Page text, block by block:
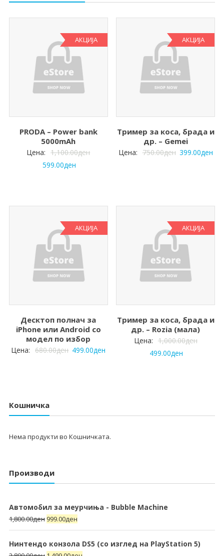
АКЦИЈА
PRODA – Power bank
5000mAh
Цена: 1,100.00ден
599.00ден
АКЦИЈА
Тример за коса, брада и
др. – Gemei
Цена: 750.00ден 399.00ден
АКЦИЈА
Десктоп полнач за
iPhone или Android со
модел по избор
Цена: 680.00ден 499.00ден
АКЦИЈА
Тример за коса, брада и
др. – Rozia (мала)
Цена: 1,000.00ден
499.00ден
Кошничка
Нема продукти во Кошничката.
Производи
Автомобил за меурчиња - Bubble Machine
1,800.00ден 999.00ден
Нинтендо конзола DS5 (со изглед на PlayStation 5)